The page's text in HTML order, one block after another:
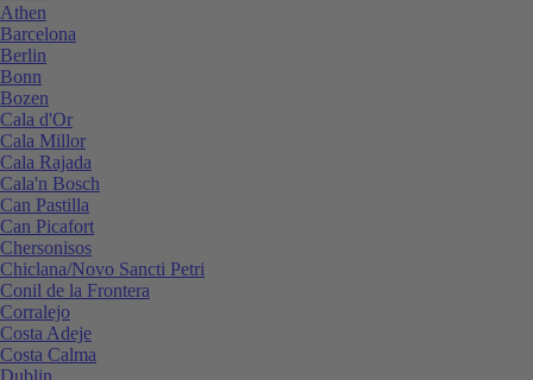
Athen
Barcelona
Berlin
Bonn
Bozen
Cala d'Or
Cala Millor
Cala Rajada
Cala'n Bosch
Can Pastilla
Can Picafort
Chersonisos
Chiclana/Novo Sancti Petri
Conil de la Frontera
Corralejo
Costa Adeje
Costa Calma
Dublin